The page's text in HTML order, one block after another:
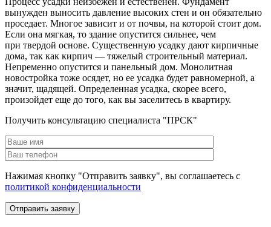
вынужден выносить давление высоких стен и он обязательно
проседает. Многое зависит и от почвы, на которой стоит дом.
Если она мягкая, то здание опустится сильнее, чем
при твердой основе. Существенную усадку дают кирпичные
дома, так как кирпич — тяжелый строительный материал.
Непременно опустится и панельный дом. Монолитная
новостройка тоже осядет, но ее усадка будет равномерной, а
значит, щадящей. Определенная усадка, скорее всего,
произойдет еще до того, как вы заселитесь в квартиру.
Получить консультацию специалиста "ПРСК"
Нажимая кнопку "Отправить заявку", вы соглашаетесь с
политикой конфиденциальности